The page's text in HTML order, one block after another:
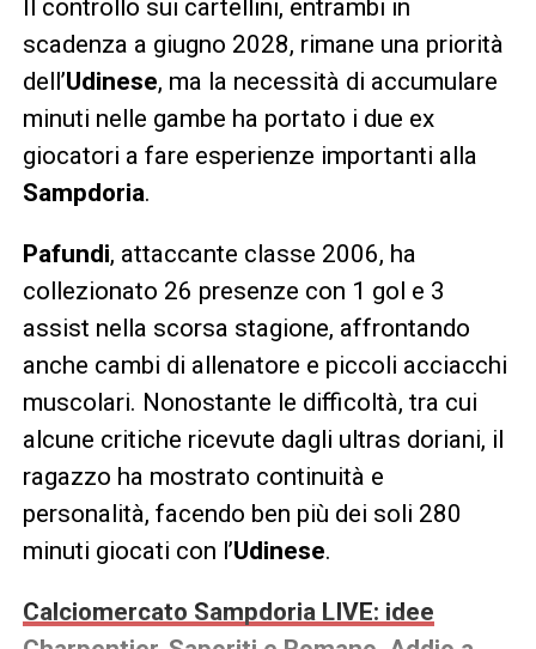
Il controllo sui cartellini, entrambi in
scadenza a giugno 2028, rimane una priorità
dell’Udinese, ma la necessità di accumulare
minuti nelle gambe ha portato i due ex
giocatori a fare esperienze importanti alla
Sampdoria.
Pafundi, attaccante classe 2006, ha
collezionato 26 presenze con 1 gol e 3
assist nella scorsa stagione, affrontando
anche cambi di allenatore e piccoli acciacchi
muscolari. Nonostante le difficoltà, tra cui
alcune critiche ricevute dagli ultras doriani, il
ragazzo ha mostrato continuità e
personalità, facendo ben più dei soli 280
minuti giocati con l’Udinese.
Calciomercato Sampdoria LIVE: idee